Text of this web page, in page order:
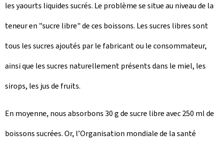
les yaourts liquides sucrés. Le problème se situe au niveau de la
teneur en "sucre libre" de ces boissons. Les sucres libres sont
tous les sucres ajoutés par le fabricant ou le consommateur,
ainsi que les sucres naturellement présents dans le miel, les
sirops, les jus de fruits.
En moyenne, nous absorbons 30 g de sucre libre avec 250 ml de
boissons sucrées. Or, l’Organisation mondiale de la santé